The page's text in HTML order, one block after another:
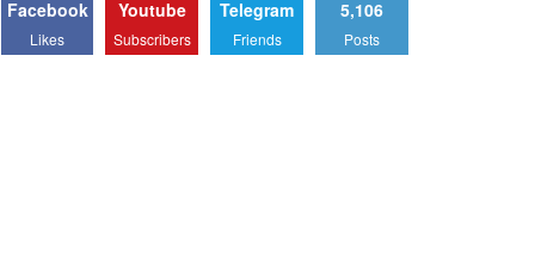
Facebook
Likes
Youtube
Subscribers
Telegram
Friends
5,106
Posts